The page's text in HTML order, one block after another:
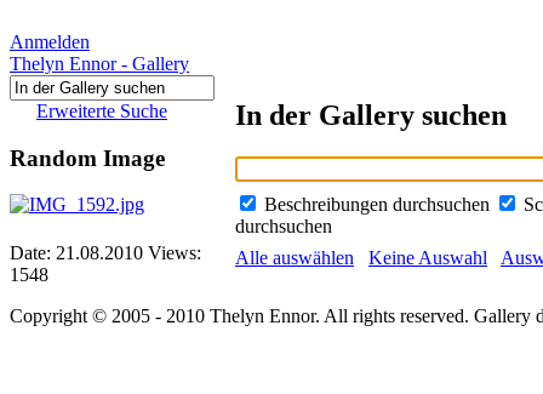
Anmelden
Thelyn Ennor - Gallery
Erweiterte Suche
Random Image
Date: 21.08.2010 Views:
1548
In der Gallery suchen
Beschreibungen durchsuchen
durchsuchen
Alle auswählen
Keine Auswahl
Copyright © 2005 - 2010 Thelyn Ennor. All rights reserved. Gallery